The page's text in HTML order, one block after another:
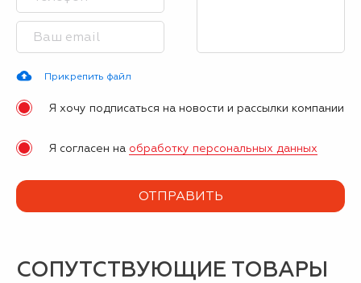
Прикрепить файл
Я хочу подписаться на новости и рассылки компании
Я согласен на обработку персональных данных
СОПУТСТВУЮЩИЕ ТОВАРЫ